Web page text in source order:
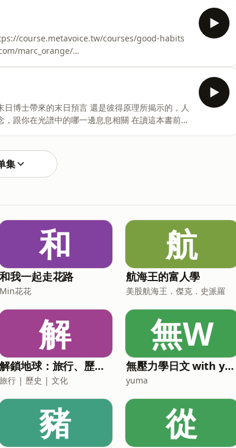
▶⁠⁠⁠⁠⁠⁠⁠⁠⁠⁠⁠⁠⁠http://bit.ly/OrMARC⁠⁠⁠⁠⁠⁠⁠⁠⁠⁠⁠⁠⁠ Medium
marc_orange/⁠⁠⁠⁠⁠⁠⁠⁠⁠⁠⁠⁠
🔻追蹤聲藝🔻 Instagram
博士帶來的末日預言 還是彼得原理所揭示的，人
▶⁠⁠⁠⁠⁠⁠⁠⁠⁠⁠⁠http://bit.ly/OrMARC⁠⁠⁠⁠⁠⁠⁠⁠⁠⁠⁠ Medium
集
和
和我一起走花路
Min花花
航
航海王的富人學
美股航海王．傑克．史派羅
解
解鎖地球：旅行、歷史、文化
旅行 | 歷史 | 文化
無W
無壓力學日文 with yuma
yuma
豬 從